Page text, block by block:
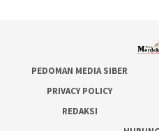
PEDOMAN MEDIA SIBER
PRIVACY POLICY
REDAKSI